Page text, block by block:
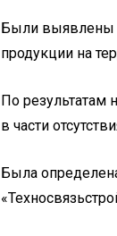
Были выявлены
продукции на
По результатам
в части
Была